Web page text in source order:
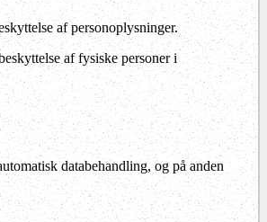
af personoplysninger.
af fysiske personer i
databehandling, og på anden